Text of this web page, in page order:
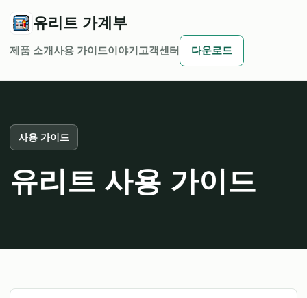
유리트 가계부
제품 소개사용 가이드이야기 고객센터 다운로드
사용 가이드
유리트 사용 가이드